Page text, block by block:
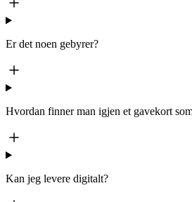
Er det noen gebyrer?
Hvordan finner man igjen et gavekort
Kan jeg levere digitalt?